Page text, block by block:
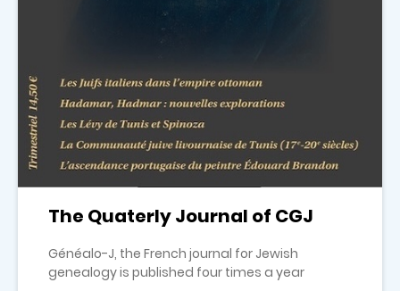
The Quaterly Journal of CGJ
Généalo-J, the French journal for Jewish
genealogy is published four times a year